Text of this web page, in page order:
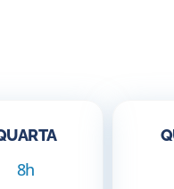
8h